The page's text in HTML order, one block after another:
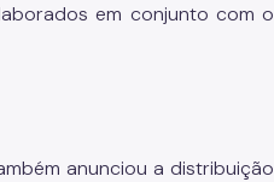
em conjunto com o
anunciou a distribuição